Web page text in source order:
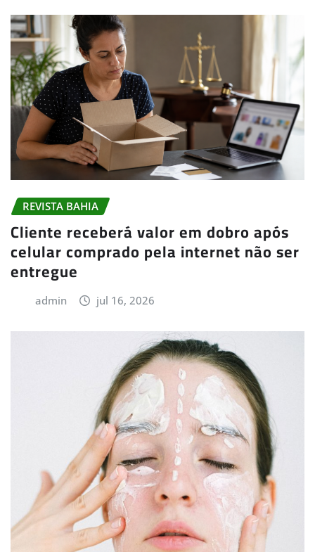
REVISTA BAHIA
Cliente receberá valor em dobro após
celular comprado pela internet não ser
entregue
admin jul 16, 2026